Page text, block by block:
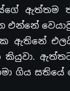
ඇත්තම
එන්නේ
ඇතිනේ
කියුවා.
ගිය